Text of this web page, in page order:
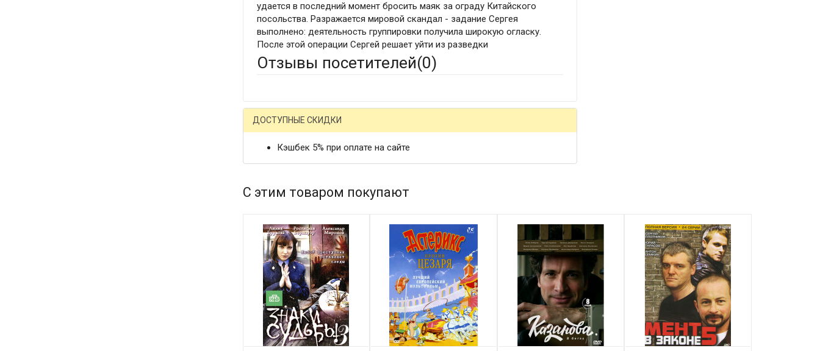
удается в последний момент бросить маяк за ограду Китайского
посольства. Разражается мировой скандал - задание Сергея
выполнено: деятельность группировки получила широкую огласку.
После этой операции Сергей решает уйти из разведки
Отзывы посетителей(0)
ДОСТУПНЫЕ СКИДКИ
Кэшбек 5% при оплате на сайте
С этим товаром покупают